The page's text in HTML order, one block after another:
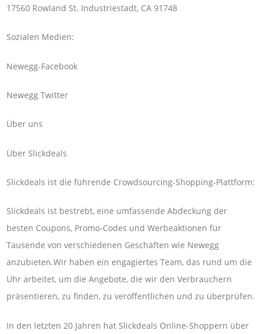
17560 Rowland St. Industriestadt, CA 91748
Sozialen Medien:
Newegg-Facebook
Newegg Twitter
Über uns
Über Slickdeals
Slickdeals ist die führende Crowdsourcing-Shopping-Plattform:
Slickdeals ist bestrebt, eine umfassende Abdeckung der
besten Coupons, Promo-Codes und Werbeaktionen für
Tausende von verschiedenen Geschäften wie Newegg
anzubieten.Wir haben ein engagiertes Team, das rund um die
Uhr arbeitet, um die Angebote, die wir den Verbrauchern
präsentieren, zu finden, zu veröffentlichen und zu überprüfen.
In den letzten 20 Jahren hat Slickdeals Online-Shoppern über